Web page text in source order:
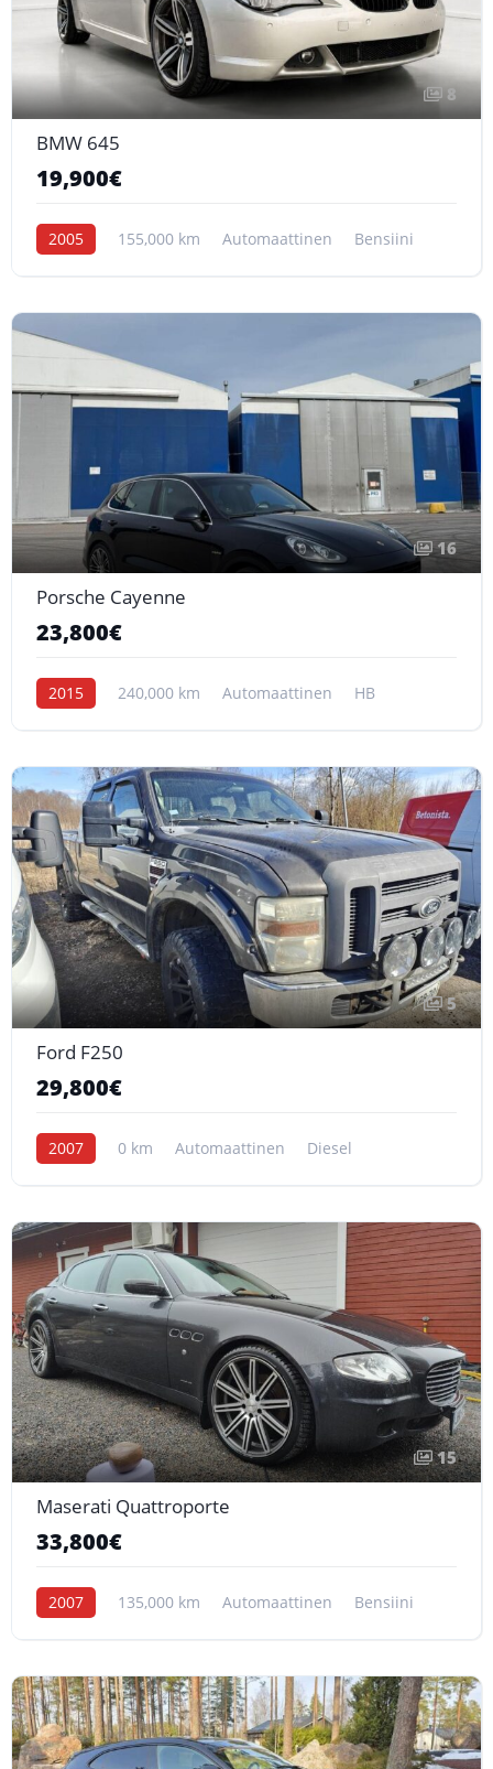
8
BMW 645
19,900€
2005 155,000 km Automaattinen Bensiini
16
Porsche Cayenne
23,800€
2015 240,000 km Automaattinen HB
5
Ford F250
29,800€
2007 0 km Automaattinen Diesel
15
Maserati Quattroporte
33,800€
2007 135,000 km Automaattinen Bensiini